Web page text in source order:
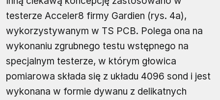
testerze Acceler8 firmy Gardien (rys. 4a),
wykorzystywanym w TS PCB. Polega ona na
wykonaniu zgrubnego testu wstępnego na
specjalnym testerze, w którym głowica
pomiarowa składa się z układu 4096 sond i jest
wykonana w formie dywanu z delikatnych